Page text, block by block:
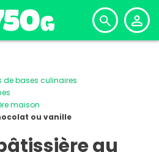
de bases culinaires
maison
ou vanille
au